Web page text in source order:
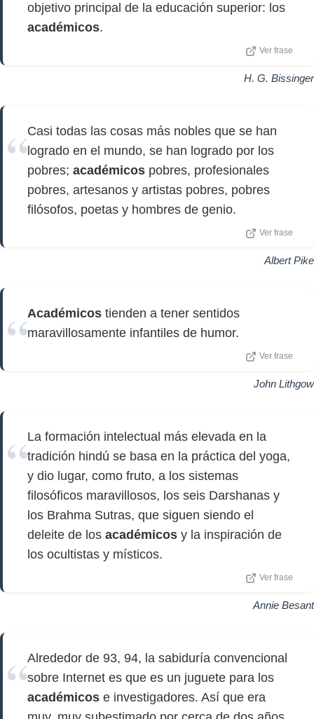
objetivo principal de la educación superior: los
académicos.
Ver frase
H. G. Bissinger
Casi todas las cosas más nobles que se han
logrado en el mundo, se han logrado por los
pobres; académicos pobres, profesionales
pobres, artesanos y artistas pobres, pobres
filósofos, poetas y hombres de genio.
Ver frase
Albert Pike
Académicos tienden a tener sentidos
maravillosamente infantiles de humor.
Ver frase
John Lithgow
La formación intelectual más elevada en la
tradición hindú se basa en la práctica del yoga,
y dio lugar, como fruto, a los sistemas
filosóficos maravillosos, los seis Darshanas y
los Brahma Sutras, que siguen siendo el
deleite de los académicos y la inspiración de
los ocultistas y místicos.
Ver frase
Annie Besant
Alrededor de 93, 94, la sabiduría convencional
sobre Internet es que es un juguete para los
académicos e investigadores. Así que era